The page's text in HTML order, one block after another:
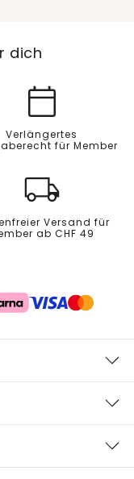
dich
Verlängertes
für Member
Versand für
ab CHF 49